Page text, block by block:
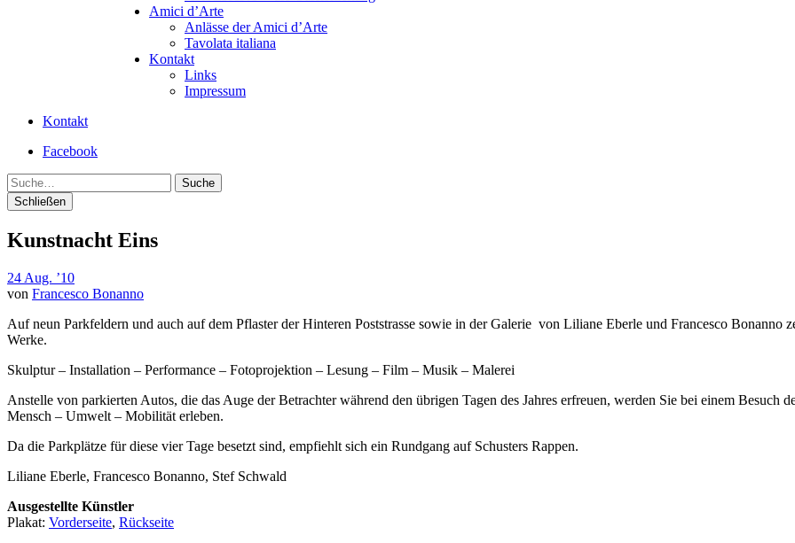
Amici d’Arte
Anlässe der Amici d’Arte
Tavolata italiana
Kontakt
Links
Impressum
Kontakt
Facebook
Suche
Schließen
Kunstnacht Eins
24 Aug. ’10
von Francesco Bonanno
Auf neun Parkfeldern und auch auf dem Pflaster der Hinteren Poststrasse sowie in der Galerie von Liliane Eberle und Francesco
Werke.
Skulptur – Installation – Performance – Fotoprojektion – Lesung – Film – Musik – Malerei
Anstelle von parkierten Autos, die das Auge der Betrachter während den übrigen Tagen des Jahres erfreuen, werden Sie bei einem Besuch
Mensch – Umwelt – Mobilität erleben.
Da die Parkplätze für diese vier Tage besetzt sind, empfiehlt sich ein Rundgang auf Schusters Rappen.
Liliane Eberle, Francesco Bonanno, Stef Schwald
Ausgestellte Künstler
Plakat: Vorderseite, Rückseite